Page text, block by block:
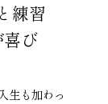
練習
び
生も加わっ